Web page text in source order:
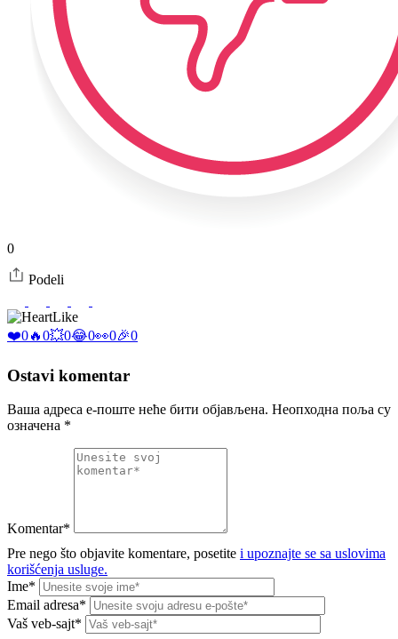
0
Podeli
Like
❤️0🔥0💥0😂0👀0🎉0
Ostavi komentar
Ваша адреса е-поште неће бити објављена. Неопходна поља су
означена *
Komentar*
Pre nego što objavite komentare, posetite i upoznajte se sa uslovima
korišćenja usluge.
Ime*
Email adresa*
Vaš veb-sajt*